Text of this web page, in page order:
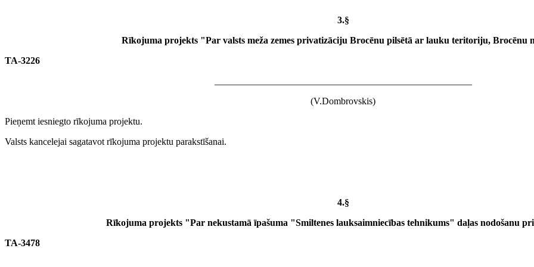
3.§
Rīkojuma projekts "Par valsts meža zemes privatizāciju Brocēnu pilsētā ar lauku teritoriju, Brocēnu
TA-3226
(V.Dombrovskis)
Pieņemt iesniegto rīkojuma projektu.
Valsts kancelejai sagatavot rīkojuma projektu parakstīšanai.
4.§
Rīkojuma projekts "Par nekustamā īpašuma "Smiltenes lauksaimniecības tehnikums" daļas nodošanu
TA-3478